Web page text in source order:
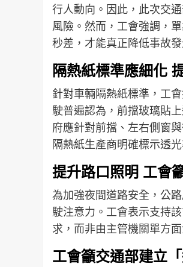
行人動向。因此，此次交
風險。然而，工會強調，
秒差，才能真正降低事故發
隔熱紙標準應細化
針對車輛隔熱紙標準，工
駛普遍認為，前擋玻璃貼
府應針對前擋、左右側窗
隔熱紙生產商明確標示透
提升路口照明 工會
為加強夜間道路安全，公
駛注意力。工會表示支持
求，而非由主管機關單方
工會籲交通部建立